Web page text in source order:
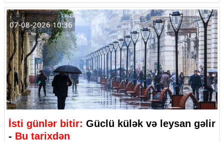
07-08-2026 10:36
İsti günlər bitir: Güclü külək və leysan gəlir
- Bu tarixdən